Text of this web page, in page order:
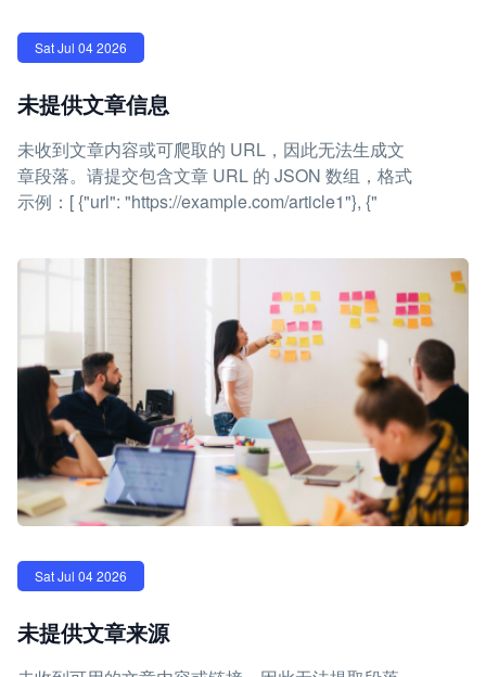
Sat Jul 04 2026
未提供文章信息
未收到文章内容或可爬取的 URL，因此无法生成文
章段落。请提交包含文章 URL 的 JSON 数组，格式
示例：[ {"url": "https://example.com/article1"}, {"
Sat Jul 04 2026
未提供文章来源